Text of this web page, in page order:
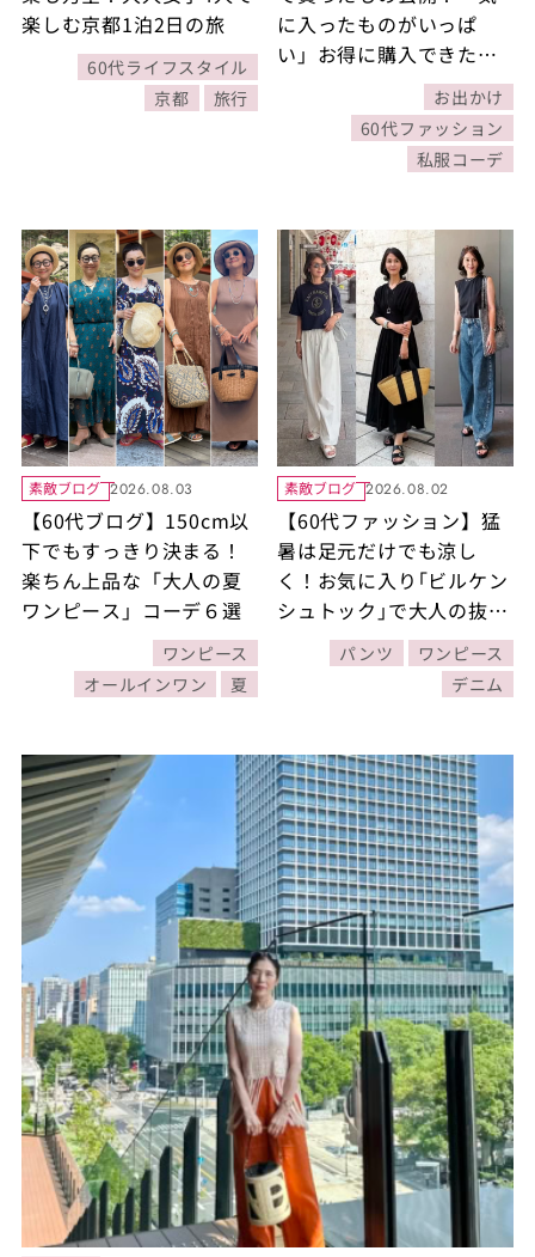
楽しむ京都1泊2日の旅
60代ライフスタイル
京都
旅行
に入ったものがいっぱ
い」お得に購入できた素
敵ブロガー礒部良子さん
お出かけ
60代ファッション
私服コーデ
素敵ブログ 2026.08.03
【60代ブログ】150cm以
下でもすっきり決まる！
楽ちん上品な「大人の夏
ワンピース」コーデ６選
ワンピース
オールインワン
夏
素敵ブログ 2026.08.02
【60代ファッション】猛
暑は足元だけでも涼し
く！お気に入り｢ビルケン
シュトック｣で大人の抜け
感を楽しむ夏コーデ3選
【素敵ブロガー･有村一美
パンツ
ワンピース
デニム